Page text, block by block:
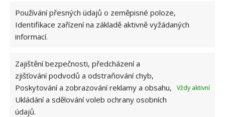
Používání přesných údajů o zeměpisné poloze,
Identifikace zařízení na základě aktivně vyžádaných
informací.
Zajištění bezpečnosti, předcházení a
zjišťování podvodů a odstraňování chyb,
Poskytování a zobrazování reklamy a obsahu,
Ukládání a sdělování voleb ochrany osobních
údajů.
Vždy aktivní
GARÁŽ GRIL HAMAX LETNÍ STAVBY
LEVNÉ STAVEBNINY